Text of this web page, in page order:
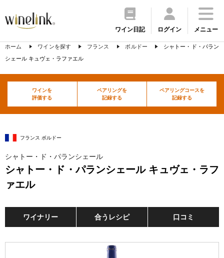
ワイン日記 ログイン メニュー
ホーム ワインを探す フランス ボルドー
シャトー・ド・パラン
シェール キュヴェ・ラファエル
ワインを
評価する
ペアリングを
記録する
ペアリングコースを
記録する
フランス ボルドー
シャトー・ド・パランシェール
シャトー・ド・パランシェール キュヴェ・ラフ
ァエル
ワイナリー 合うレシピ 口コミ